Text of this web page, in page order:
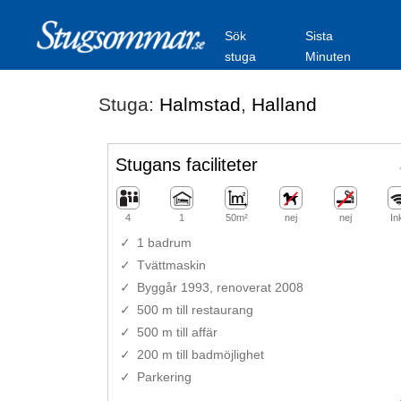
Sök
stuga
Sista
Minuten
Stuga: Halmstad, Halland
Stugans faciliteter
4 1 50m² nej nej
1 badrum
Tvättmaskin
Byggår 1993, renoverat 2008
500 m till restaurang
500 m till affär
200 m till badmöjlighet
Parkering